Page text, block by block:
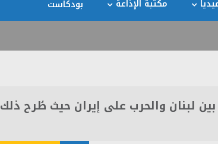
مكتبة الإذاعة بودكاست
لبنان والحرب على إيران حيث طُرح ذلك